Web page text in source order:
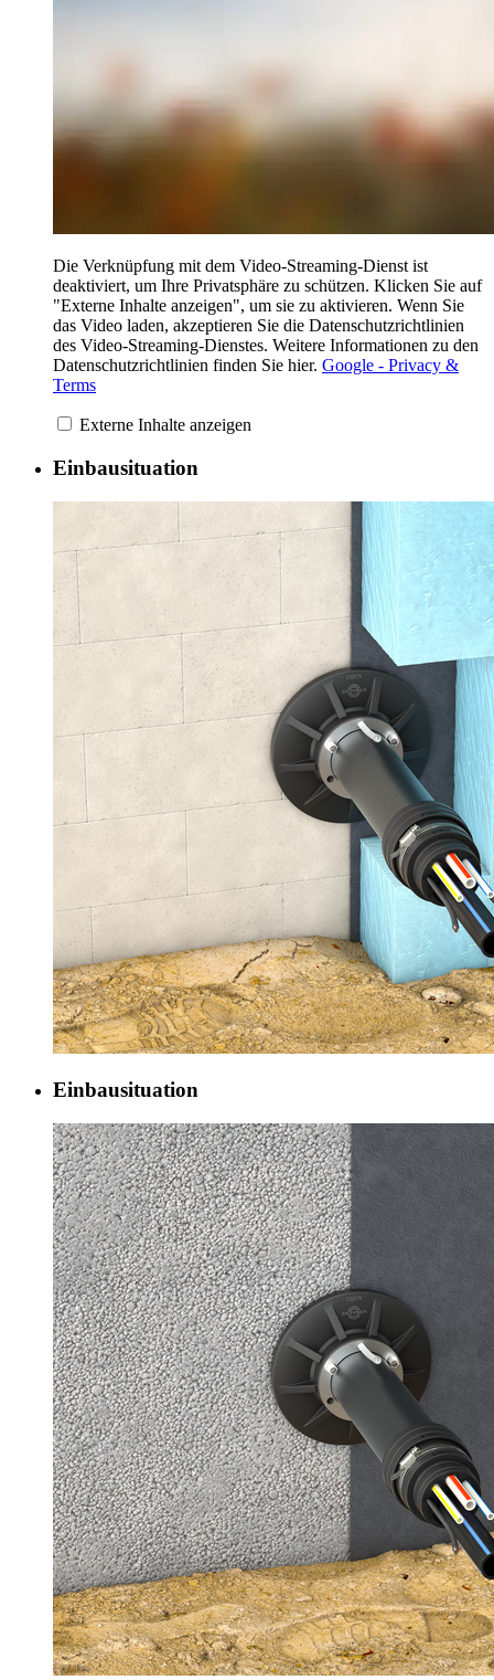
Die Verknüpfung mit dem Video-Streaming-Dienst ist
deaktiviert, um Ihre Privatsphäre zu schützen. Klicken Sie auf
"Externe Inhalte anzeigen", um sie zu aktivieren. Wenn Sie
das Video laden, akzeptieren Sie die Datenschutzrichtlinien
des Video-Streaming-Dienstes. Weitere Informationen zu den
Datenschutzrichtlinien finden Sie hier. Google - Privacy &
Terms
Externe Inhalte anzeigen
Einbausituation
Einbausituation